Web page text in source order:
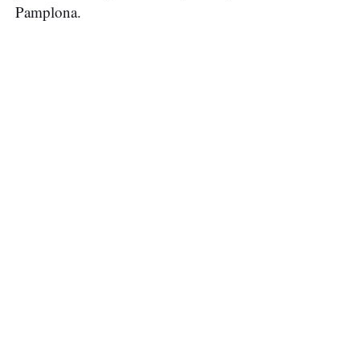
Pamplona.